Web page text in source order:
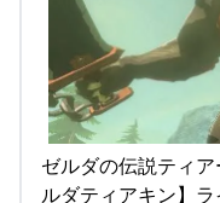
ゼルダの伝説ティ
ルダティアキン】